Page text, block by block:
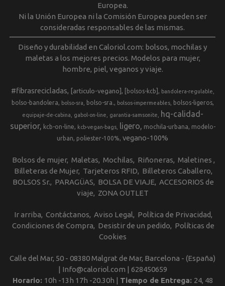
Europea.
Ni la Unión Europea ni la Comisión Europea pueden ser
consideradas responsables de las mismas.
Diseño y durabilidad en Caloriol.com: bolsos, mochilas y
maletas a los mejores precios. Modelos para mujer,
hombre, piel, veganos y viaje.
#fibrasrecicladas [articulo-vegano] [bolsos-kcb] bandolera-regulable
bolso-bandolera bolso-sra bolso-sra. bolsos-impermeables bolsos-ligeros
equipaje-de-cabina gabol-on-line garantia-samsonite
hq-calidad-
superior
kcb-on-line kcb-vegan-bags ligero mochila-urbana
modelo-
urban
poliester-100% vegano-100%
Bolsos de mujer Maletas Mochilas Riñoneras Maletines
Billeteras de Mujer Tarjeteros RFID
Billeteros Caballero
BOLSOS Sr.
PARAGÜAS BOLSA DE VIAJE ACCESORIOS de
viaje
ZONA OUTLET
Ir arriba Contáctanos Aviso Legal
Política de Privacidad
Condiciones de Compra
Desistir de un pedido
Políticas de
Cookies
Calle del Mar, 50 - 08380 Malgrat de Mar, Barcelona - (España)
| Info@caloriol.com | 628450659
Horario: 10h -13h 17h -20.30h | Tiempo de Entrega: 24, 48